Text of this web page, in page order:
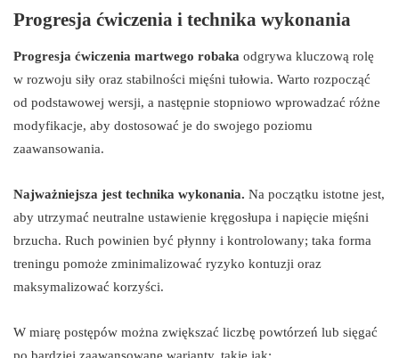
Progresja ćwiczenia i technika wykonania
Progresja ćwiczenia martwego robaka odgrywa kluczową rolę
w rozwoju siły oraz stabilności mięśni tułowia. Warto rozpocząć
od podstawowej wersji, a następnie stopniowo wprowadzać różne
modyfikacje, aby dostosować je do swojego poziomu
zaawansowania.
Najważniejsza jest technika wykonania. Na początku istotne jest,
aby utrzymać neutralne ustawienie kręgosłupa i napięcie mięśni
brzucha. Ruch powinien być płynny i kontrolowany; taka forma
treningu pomoże zminimalizować ryzyko kontuzji oraz
maksymalizować korzyści.
W miarę postępów można zwiększać liczbę powtórzeń lub sięgać
po bardziej zaawansowane warianty, takie jak: